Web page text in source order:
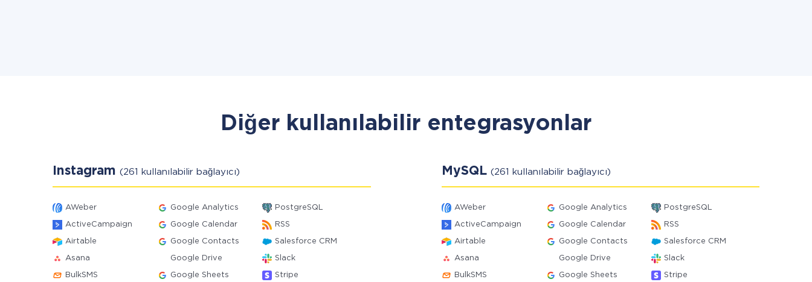
Diğer kullanılabilir entegrasyonlar
Instagram (261 kullanılabilir bağlayıcı)
AWeber Google Analytics PostgreSQL
ActiveCampaign Google Calendar RSS
Airtable Google Contacts Salesforce CRM
Asana Google Drive Slack
BulkSMS Google Sheets Stripe
MySQL (261 kullanılabilir bağlayıcı)
AWeber Google Analytics PostgreSQL
ActiveCampaign Google Calendar RSS
Airtable Google Contacts Salesforce CRM
Asana Google Drive Slack
BulkSMS Google Sheets Stripe